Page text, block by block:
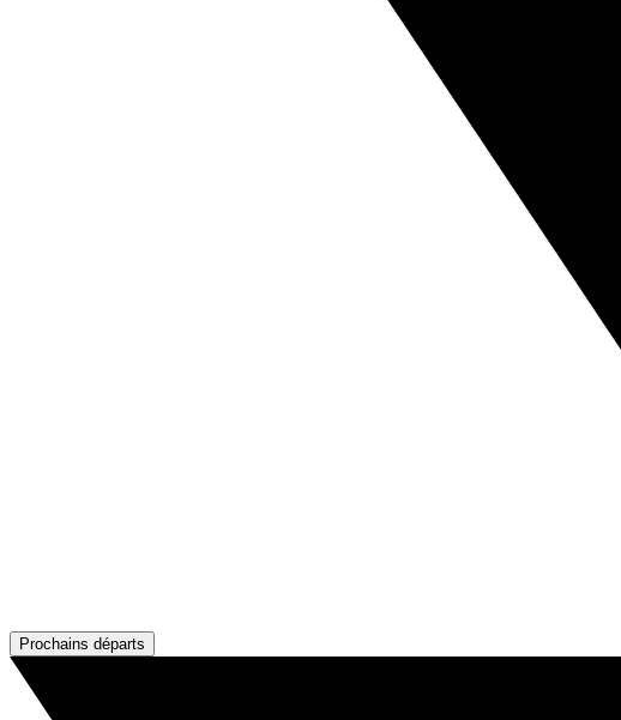
Prochains départs